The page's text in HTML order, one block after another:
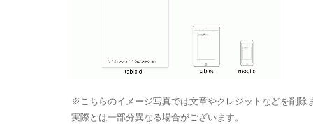
※こちらのイメージ写真では文章やクレジットなどを削除
実際とは一部分異なる場合がございます。